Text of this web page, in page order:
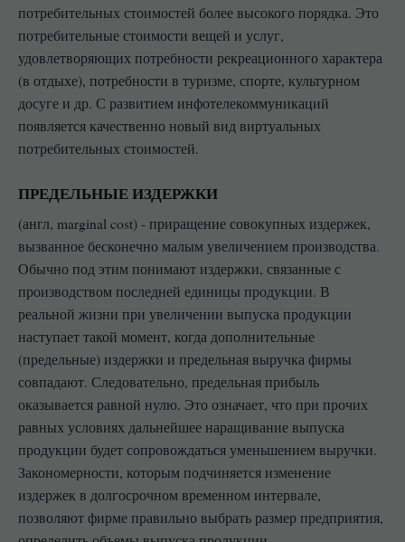
потребительных стоимостей более высокого порядка. Это
потребительные стоимости вещей и услуг,
удовлетворяющих потребности рекреационного характера
(в отдыхе), потребности в туризме, спорте, культурном
досуге и др. С развитием инфотелекоммуникаций
появляется качественно новый вид виртуальных
потребительных стоимостей.
ПРЕДЕЛЬНЫЕ ИЗДЕРЖКИ
(англ, marginal cost) - приращение совокупных издержек,
вызванное бесконечно малым увеличением производства.
Обычно под этим понимают издержки, связанные с
производством последней единицы продукции. В
реальной жизни при увеличении выпуска продукции
наступает такой момент, когда дополнительные
(предельные) издержки и предельная выручка фирмы
совпадают. Следовательно, предельная прибыль
оказывается равной нулю. Это означает, что при прочих
равных условиях дальнейшее наращивание выпуска
продукции будет сопровождаться уменьшением выручки.
Закономерности, которым подчиняется изменение
издержек в долгосрочном временном интервале,
позволяют фирме правильно выбрать размер предприятия,